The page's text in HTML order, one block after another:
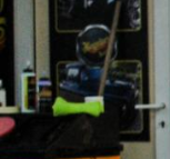
Skip
to
content